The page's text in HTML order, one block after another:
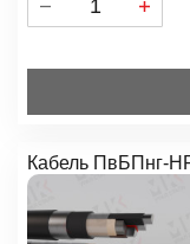
Кабель ПвБПнг-